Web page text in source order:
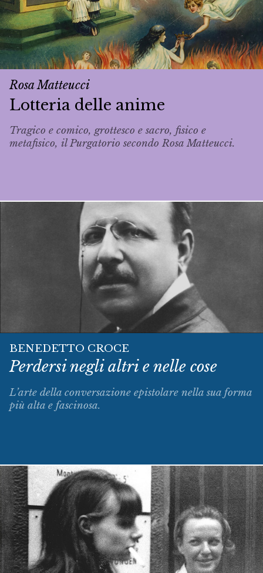
Rosa Matteucci
Lotteria delle anime
Tragico e comico, grottesco e sacro, fisico e
metafisico, il Purgatorio secondo Rosa Matteucci.
BENEDETTO CROCE
Perdersi negli altri e nelle cose
L’arte della conversazione epistolare nella sua forma
più alta e fascinosa.